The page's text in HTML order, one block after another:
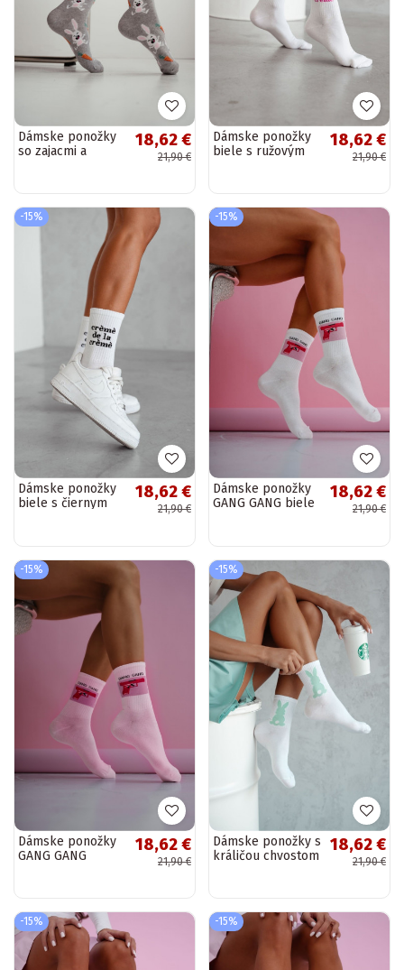
Dámske ponožky
so zajacmi a
18,62 €
21,90 €
Dámske ponožky
biele s ružovým
18,62 €
21,90 €
-15%
Dámske ponožky
biele s čiernym
18,62 €
21,90 €
-15%
Dámske ponožky
GANG GANG biele
18,62 €
21,90 €
-15%
Dámske ponožky
GANG GANG
18,62 €
21,90 €
-15%
Dámske ponožky s
králičou chvostom
18,62 €
21,90 €
-15% -15%